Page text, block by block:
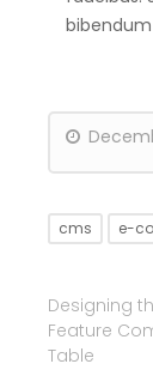
cms e-
Designing
Feature
Table